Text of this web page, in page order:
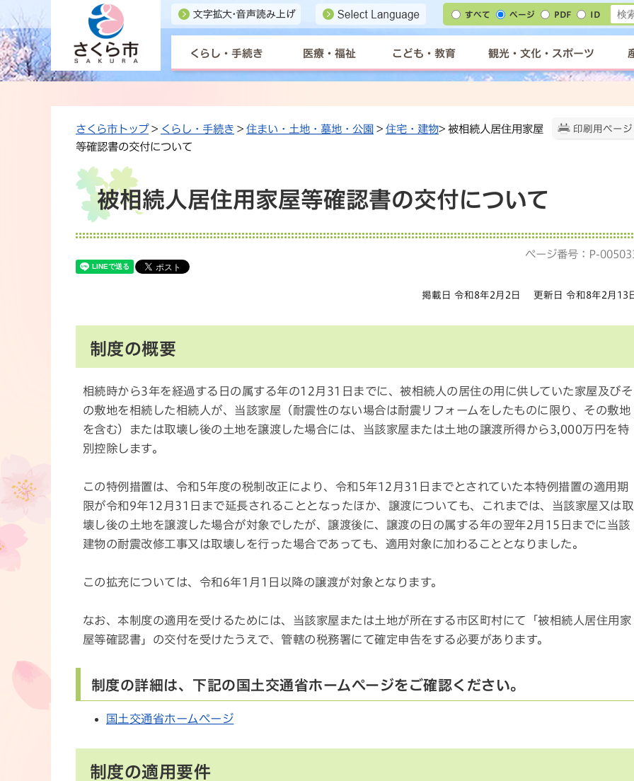
すべて ページ PDF ID
くらし・手続き 医療・福祉 こども・教育 観光・文化・スポーツ
印刷用ページ
さくら市トップ> くらし・手続き > 住まい・土地・墓地・公園 > 住宅・建物> 被相続人居住用家屋
等確認書の交付について
被相続人居住用家屋等確認書の交付について
ページ番号：P-
掲載日 令和8年2月2日 更新日 令和8年2月13
制度の概要
相続時から3年を経過する日の属する年の12月31日までに、被相続人の居住の用に供していた家屋及びそ
の敷地を相続した相続人が、当該家屋（耐震性のない場合は耐震リフォームをしたものに限り、その敷地
を含む）または取壊し後の土地を譲渡した場合には、当該家屋または土地の譲渡所得から3,000万円を特
別控除します。
この特例措置は、令和5年度の税制改正により、令和5年12月31日までとされていた本特例措置の適用期
限が令和9年12月31日まで延長されることとなったほか、譲渡についても、これまでは、当該家屋又は取
壊し後の土地を譲渡した場合が対象でしたが、譲渡後に、譲渡の日の属する年の翌年2月15日までに当該
建物の耐震改修工事又は取壊しを行った場合であっても、適用対象に加わることとなりました。
この拡充については、令和6年1月1日以降の譲渡が対象となります。
なお、本制度の適用を受けるためには、当該家屋または土地が所在する市区町村にて「被相続人居住用家
屋等確認書」の交付を受けたうえで、管轄の税務署にて確定申告をする必要があります。
制度の詳細は、下記の国土交通省ホームページをご確認ください。
国土交通省ホームページ
制度の適用要件